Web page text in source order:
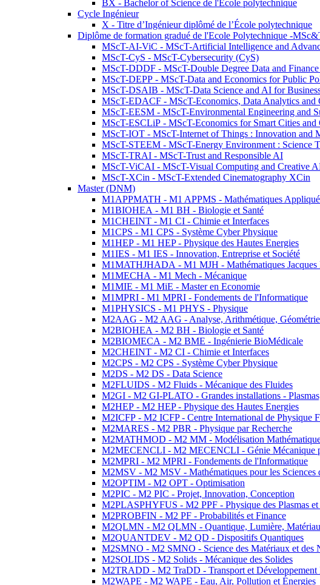
BX - Bachelor of Science de l'Ecole polytechnique
Cycle Ingénieur
X - Titre d’Ingénieur diplômé de l’École polytechnique
Diplôme de formation gradué de l'Ecole Polytechnique -
MScT-AI-ViC - MScT-Artificial Intelligence and
MScT-CyS - MScT-Cybersecurity (CyS)
MScT-DDDF - MScT-Double Degree Data and
MScT-DEPP - MScT-Data and Economics for Public
MScT-DSAIB - MScT-Data Science and AI for
MScT-EDACF - MScT-Economics, Data Analytics and
MScT-EESM - MScT-Environmental Engineering and
MScT-ESCLiP - MScT-Economics for Smart Cities and
MScT-IOT - MScT-Internet of Things : Innovation and
MScT-STEEM - MScT-Energy Environment : Science
MScT-TRAI - MScT-Trust and Responsible AI
MScT-ViCAI - MScT-Visual Computing and Creative
MScT-XCin - MScT-Extended Cinematography XCin
Master (DNM)
M1APPMATH - M1 APPMS - Mathématiques
M1BIOHEA - M1 BH - Biologie et Santé
M1CHEINT - M1 CI - Chimie et Interfaces
M1CPS - M1 CPS - Système Cyber Physique
M1HEP - M1 HEP - Physique des Hautes Energies
M1IES - M1 IES - Innovation, Entreprise et Société
M1MATHJHADA - M1 MJH - Mathématiques Jacques
M1MECHA - M1 Mech - Mécanique
M1MIE - M1 MiE - Master en Economie
M1MPRI - M1 MPRI - Fondements de l'Informatique
M1PHYSICS - M1 PHYS - Physique
M2AAG - M2 AAG - Analyse, Arithmétique, Géométrie
M2BIOHEA - M2 BH - Biologie et Santé
M2BIOMECA - M2 BME - Ingénierie BioMédicale
M2CHEINT - M2 CI - Chimie et Interfaces
M2CPS - M2 CPS - Système Cyber Physique
M2DS - M2 DS - Data Science
M2FLUIDS - M2 Fluids - Mécanique des Fluides
M2GI - M2 GI-PLATO - Grandes installations -
M2HEP - M2 HEP - Physique des Hautes Energies
M2ICFP - M2 ICFP - Centre International de Physique
M2MARES - M2 PBR - Physique par Recherche
M2MATHMOD - M2 MM - Modélisation
M2MECENCLI - M2 MECENCLI - Génie Mécanique
M2MPRI - M2 MPRI - Fondements de l'Informatique
M2MSV - M2 MSV - Mathématiques pour les Sciences
M2OPTIM - M2 OPT - Optimisation
M2PIC - M2 PIC - Projet, Innovation, Conception
M2PLASPHYFUS - M2 PPF - Physique des Plasmas et
M2PROBFIN - M2 PF - Probabilités et Finance
M2QLMN - M2 QLMN - Quantique, Lumière,
M2QUANTDEV - M2 QD - Dispositifs Quantiques
M2SMNO - M2 SMNO - Science des Matériaux et des
M2SOLIDS - M2 Solids - Mécanique des Solides
M2TRADD - M2 TraDD - Transport et Développement
M2WAPE - M2 WAPE - Eau, Air, Pollution et Énergies